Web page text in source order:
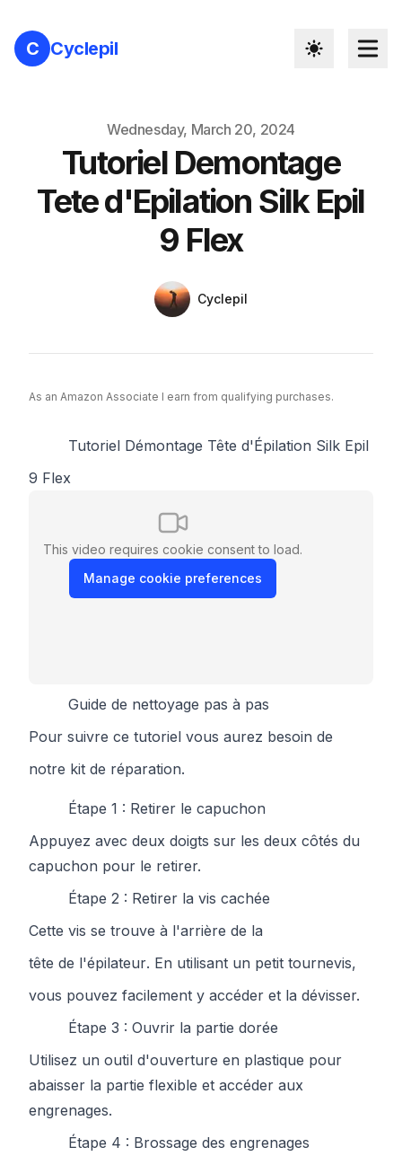
C Cyclepil
Published onWednesday, March 20, 2024
Tutoriel Demontage
Tete d'Epilation Silk Epil
9 Flex
Name
Cyclepil
As an Amazon Associate I earn from qualifying purchases.
Tutoriel Démontage Tête d'Épilation Silk Epil
9 Flex
This video requires cookie consent to load.
Manage cookie preferences
Guide de nettoyage pas à pas
Pour suivre ce tutoriel vous aurez besoin de
notre kit de réparation.
Étape 1 : Retirer le capuchon
Appuyez avec deux doigts sur les deux côtés du
capuchon pour le retirer.
Étape 2 : Retirer la vis cachée
Cette vis se trouve à l'arrière de la
tête de l'épilateur. En utilisant un petit tournevis,
vous pouvez facilement y accéder et la dévisser.
Étape 3 : Ouvrir la partie dorée
Utilisez un outil d'ouverture en plastique pour
abaisser la partie flexible et accéder aux
engrenages.
Étape 4 : Brossage des engrenages